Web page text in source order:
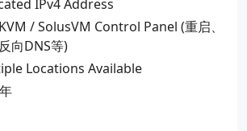
IPv4 Address
/ SolusVM Control Panel (重启、
向DNS等)
Locations Available